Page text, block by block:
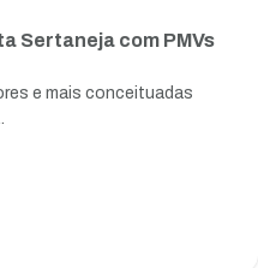
Sertaneja com PMVs
e mais conceituadas